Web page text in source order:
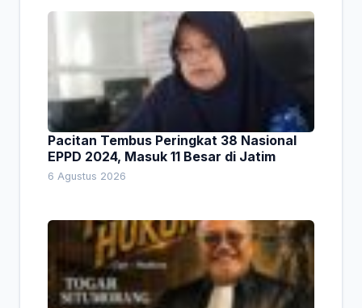
Pacitan Tembus Peringkat 38 Nasional
EPPD 2024, Masuk 11 Besar di Jatim
6 Agustus 2026